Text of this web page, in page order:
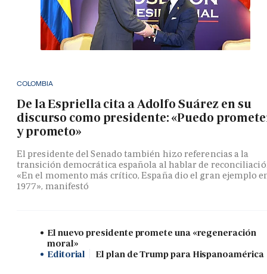
COLOMBIA
De la Espriella cita a Adolfo Suárez en su
discurso como presidente: «Puedo
y prometo»
El presidente del Senado también hizo referencias a la
transición democrática española al hablar de
«En el momento más crítico, España dio el gran ejemplo
1977», manifestó
El nuevo presidente promete una «regeneración
moral»
Editorial
El plan de Trump para Hispanoamérica